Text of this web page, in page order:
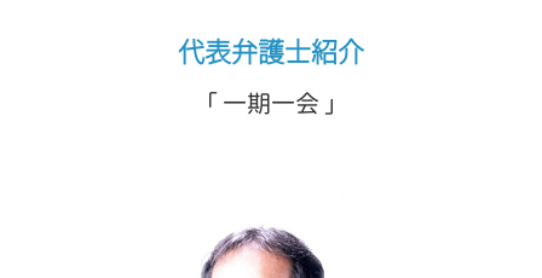
代表弁護士紹介
「 一期一会 」